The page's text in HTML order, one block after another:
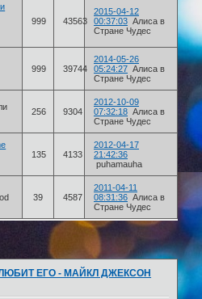
999 43563
2015-04-12
00:37:03 Алиса в
Стране Чудес
999 39744
2014-05-26
05:24:27 Алиса в
Стране Чудес
256 9304
2012-10-09
07:32:18 Алиса в
Стране Чудес
135 4133
2012-04-17
21:42:36
puhamauha
39 4587
2011-04-11
08:31:36 Алиса в
Стране Чудес
ЕГО - МАЙКЛ ДЖЕКСОН